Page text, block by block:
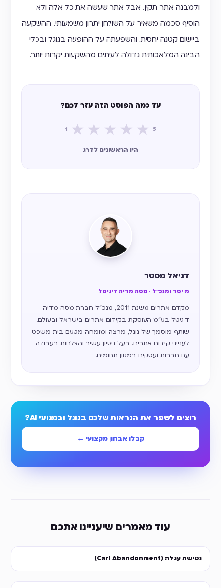
ולמבנה אתר תקין. אבל אתר שעשה את כל אלה ולא
הוסיף סכמה משאיר על השולחן יתרון משמעותי. ההשקעה
ביישום קטנה יחסית, והשפעתה על ההופעה בגוגל ובכלי
הבינה המלאכותית גדולה לעיתים מהשקעות יקרות יותר.
עד כמה הפוסט הזה עזר לכם?
1 ★ ★ ★ ★ ★ 5
היו הראשונים לדרג
דניאל מסטר
מייסד ומנכ״ל · מסה מדיה דיגיטל
מקדם אתרים משנת 2011, מנכ״ל חברת מסה מדיה
דיגיטל בע״מ העוסקת בקידום אתרים בישראל ובעולם.
שותף מוסמך של גוגל, מרצה ומומחה מטעם בית משפט
לענייני קידום אתרים. בעל ניסיון עשיר והצלחות בעבודה
עם חברות ועסקים במגוון תחומים.
רוצים לשפר את הנראות שלכם בגוגל ובמנועי AI?
קבלו אבחון מקצועי ←
עוד מאמרים שיעניינו אתכם
נטישת עגלה (Cart Abandonment)